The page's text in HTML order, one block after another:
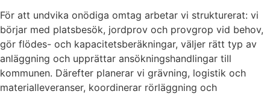
För att undvika onödiga omtag arbetar vi strukturerat: vi
börjar med platsbesök, jordprov och provgrop vid behov,
gör flödes- och kapacitetsberäkningar, väljer rätt typ av
anläggning och upprättar ansökningshandlingar till
kommunen. Därefter planerar vi grävning, logistik och
materialleveranser, koordinerar rörläggning och